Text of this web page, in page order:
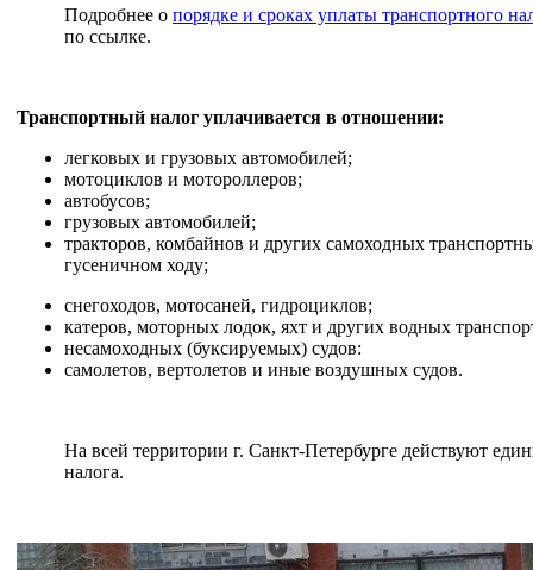
Подробнее о порядке и сроках уплаты транспортного
по ссылке.
Транспортный налог уплачивается в отношении:
легковых и грузовых автомобилей;
мотоциклов и мотороллеров;
автобусов;
грузовых автомобилей;
тракторов, комбайнов и других самоходных
гусеничном ходу;
снегоходов, мотосаней, гидроциклов;
катеров, моторных лодок, яхт и других водных
несамоходных (буксируемых) судов:
самолетов, вертолетов и иные воздушных судов.
На всей территории г. Санкт-Петербурге действуют
налога.